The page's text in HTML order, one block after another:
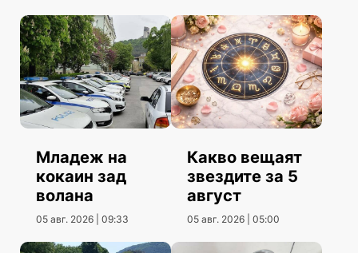
Младеж на
кокаин зад
волана
05 авг. 2026 | 09:33
Какво вещаят
звездите за 5
август
05 авг. 2026 | 05:00